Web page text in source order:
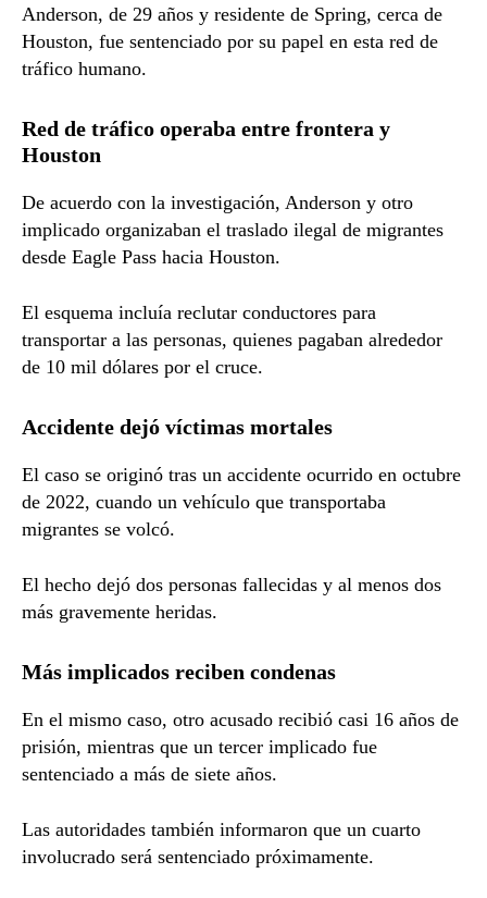
Anderson, de 29 años y residente de Spring, cerca de
Houston, fue sentenciado por su papel en esta red de
tráfico humano.
Red de tráfico operaba entre frontera y
Houston
De acuerdo con la investigación, Anderson y otro
implicado organizaban el traslado ilegal de migrantes
desde Eagle Pass hacia Houston.
El esquema incluía reclutar conductores para
transportar a las personas, quienes pagaban alrededor
de 10 mil dólares por el cruce.
Accidente dejó víctimas mortales
El caso se originó tras un accidente ocurrido en octubre
de 2022, cuando un vehículo que transportaba
migrantes se volcó.
El hecho dejó dos personas fallecidas y al menos dos
más gravemente heridas.
Más implicados reciben condenas
En el mismo caso, otro acusado recibió casi 16 años de
prisión, mientras que un tercer implicado fue
sentenciado a más de siete años.
Las autoridades también informaron que un cuarto
involucrado será sentenciado próximamente.